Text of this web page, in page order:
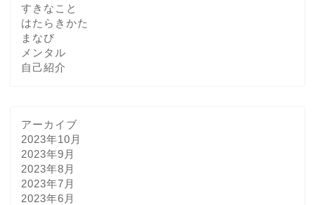
すきなこと
はたらきかた
まなび
メンタル
自己紹介
アーカイブ
2023年10月
2023年9月
2023年8月
2023年7月
2023年6月